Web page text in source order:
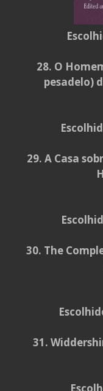
28. O
pesadelo)
29. A Casa
30. The
31.